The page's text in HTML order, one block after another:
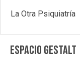
La Otra Psiquiatría
ESPACIO GESTALT